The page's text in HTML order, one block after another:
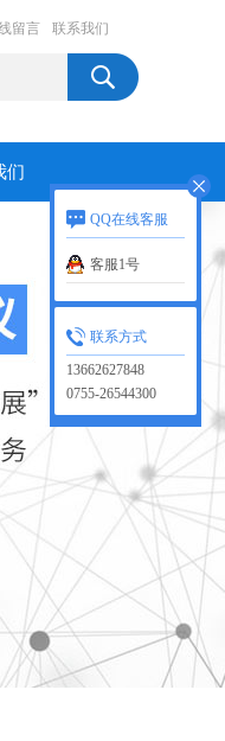
留言 联系我们
们
QQ在线客服
客服1号
联系方式
13662627848
0755-26544300